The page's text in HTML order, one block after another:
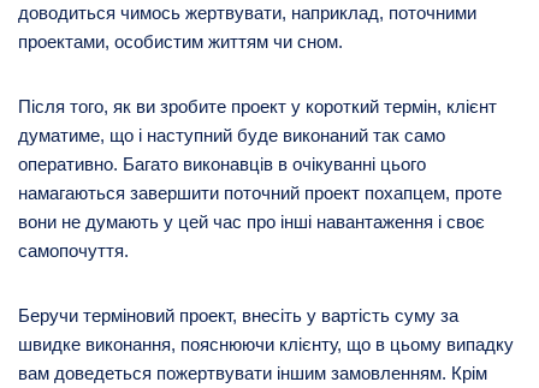
доводиться чимось жертвувати, наприклад, поточними
проектами, особистим життям чи сном.
Після того, як ви зробите проект у короткий термін, клієнт
думатиме, що і наступний буде виконаний так само
оперативно. Багато виконавців в очікуванні цього
намагаються завершити поточний проект похапцем, проте
вони не думають у цей час про інші навантаження і своє
самопочуття.
Беручи терміновий проект, внесіть у вартість суму за
швидке виконання, пояснюючи клієнту, що в цьому випадку
вам доведеться пожертвувати іншим замовленням. Крім